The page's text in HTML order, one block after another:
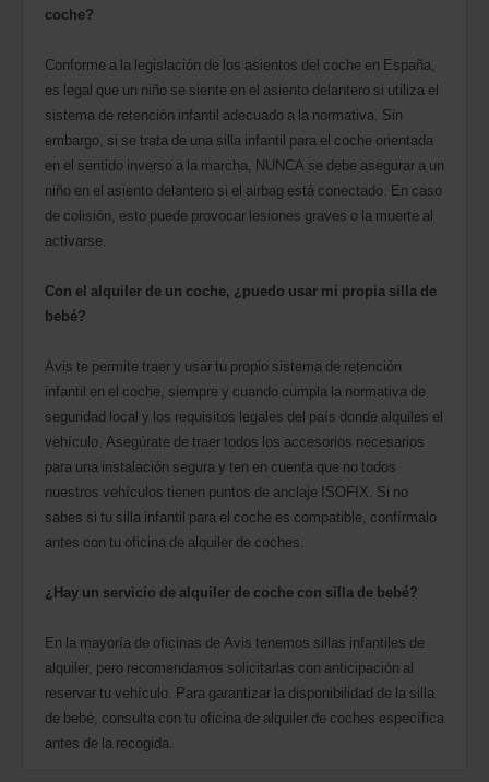
coche?
Conforme a la legislación de los asientos del coche en España,
es legal que un niño se siente en el asiento delantero si utiliza el
sistema de retención infantil adecuado a la normativa. Sin
embargo, si se trata de una silla infantil para el coche orientada
en el sentido inverso a la marcha, NUNCA se debe asegurar a un
niño en el asiento delantero si el airbag está conectado. En caso
de colisión, esto puede provocar lesiones graves o la muerte al
activarse.
Con el alquiler de un coche, ¿puedo usar mi propia silla de
bebé?
Avis te permite traer y usar tu propio sistema de retención
infantil en el coche, siempre y cuando cumpla la normativa de
seguridad local y los requisitos legales del país donde alquiles el
vehículo. Asegúrate de traer todos los accesorios necesarios
para una instalación segura y ten en cuenta que no todos
nuestros vehículos tienen puntos de anclaje ISOFIX. Si no
sabes si tu silla infantil para el coche es compatible, confírmalo
antes con tu oficina de alquiler de coches.
¿Hay un servicio de alquiler de coche con silla de bebé?
En la mayoría de oficinas de Avis tenemos sillas infantiles de
alquiler, pero recomendamos solicitarlas con anticipación al
reservar tu vehículo. Para garantizar la disponibilidad de la silla
de bebé, consulta con tu oficina de alquiler de coches específica
antes de la recogida.